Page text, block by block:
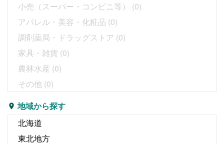
小売（スーパー・コンビニ等）
(0)
アパレル・美容・化粧品 (0)
調剤薬局・ドラッグストア (0)
家具・雑貨 (0)
農林水産 (0)
その他 (0)
地域から探す
北海道
東北地方